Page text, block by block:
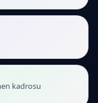
kadrosu